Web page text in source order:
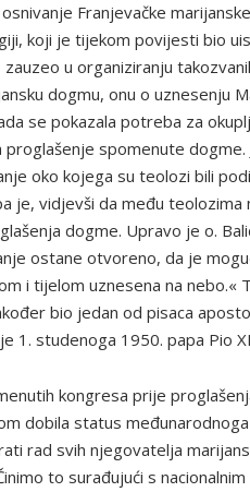
Franjevačke
koji je tijekom povijesti bio
u organiziranju
dogmu, onu o uznesenju
se pokazala potreba za
spomenute dogme.
oko kojega su teolozi bili
je, vidjevši da među
dogme. Upravo je o.
ostane otvoreno, da je
i tijelom uznesena na nebo.«
bio jedan od pisaca
1. studenoga 1950. papa Pio
kongresa prije
dobila status
rad svih njegovatelja
to surađujući s